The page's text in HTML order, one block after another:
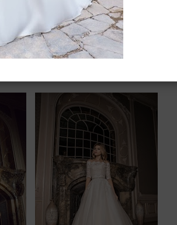
от
Свадебное платье Marcheza